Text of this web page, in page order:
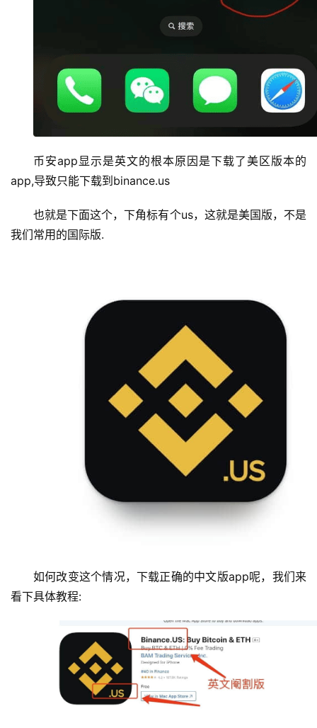
币安app显示是英文的根本原因是下载了美区版本的
app,导致只能下载到binance.us
也就是下面这个，下角标有个us，这就是美国版，不是
我们常用的国际版.
如何改变这个情况，下载正确的中文版app呢，我们来
看下具体教程: